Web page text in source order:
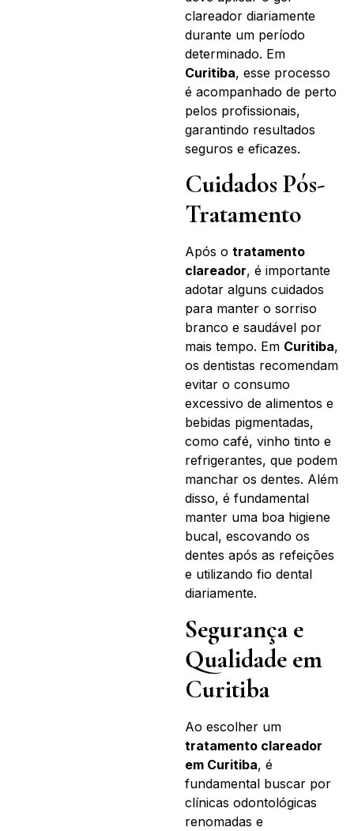
clareador diariamente
durante um período
determinado. Em
Curitiba, esse processo
é acompanhado de perto
pelos profissionais,
garantindo resultados
seguros e eficazes.
Cuidados Pós-
Tratamento
Após o tratamento
clareador, é importante
adotar alguns cuidados
para manter o sorriso
branco e saudável por
mais tempo. Em Curitiba,
os dentistas recomendam
evitar o consumo
excessivo de alimentos e
bebidas pigmentadas,
como café, vinho tinto e
refrigerantes, que podem
manchar os dentes. Além
disso, é fundamental
manter uma boa higiene
bucal, escovando os
dentes após as refeições
e utilizando fio dental
diariamente.
Segurança e
Qualidade em
Curitiba
Ao escolher um
tratamento clareador
em Curitiba, é
fundamental buscar por
clínicas odontológicas
renomadas e